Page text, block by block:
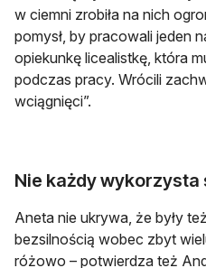
w ciemni zrobiła na nich
pomysł, by pracowali jeden
opiekunkę licealistkę, która
podczas pracy. Wrócili
wciągnięci”.
Nie każdy wykorzysta
Aneta nie ukrywa, że były
bezsilnością wobec zbyt
różowo – potwierdza też